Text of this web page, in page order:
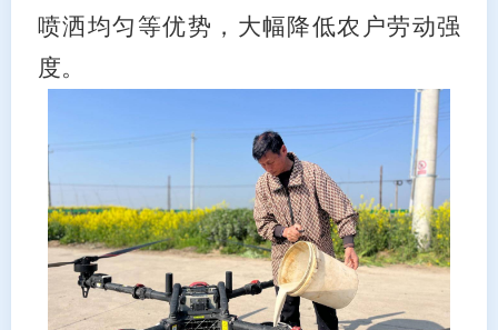
喷洒均匀等优势，大幅降低农户劳动强
度。